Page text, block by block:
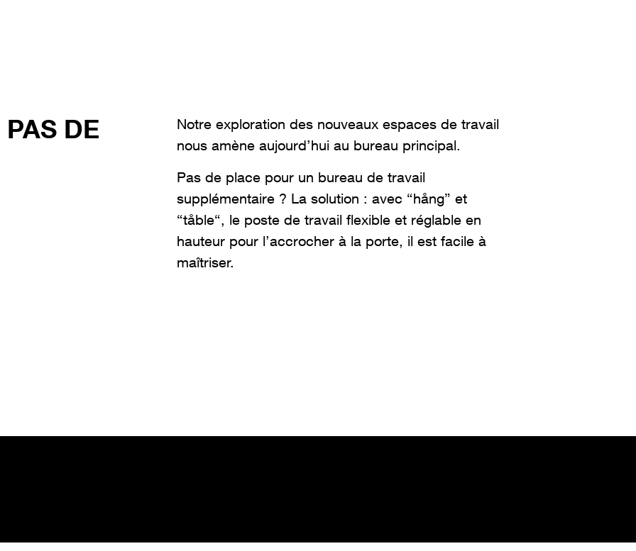
DE
Notre exploration des nouveaux espaces de travail
nous amène aujourd’hui au bureau principal.
Pas de place pour un bureau de travail
supplémentaire ? La solution : avec “hång” et
“tåble“, le poste de travail flexible et réglable en
hauteur pour l’accrocher à la porte, il est facile à
maîtriser.